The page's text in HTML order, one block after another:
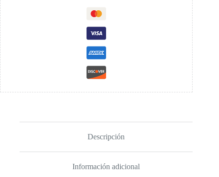
Descripción
Información adicional